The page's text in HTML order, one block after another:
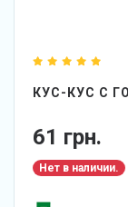
КУС-КУС С
61 грн.
Нет в наличии.